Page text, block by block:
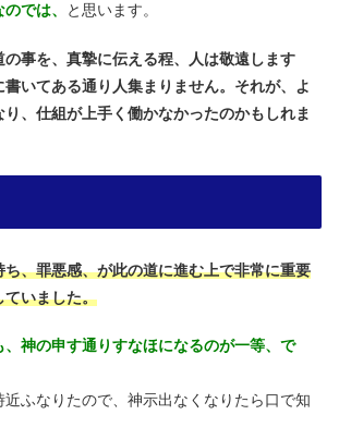
では、
と思います。
の事を、真摯に伝える程、人は敬遠します
いてある通り人集まりません。 それが、よ
り、仕組が上手く働かなかったのかもしれま
、罪悪感、が此の道に進む上で非常に重要
ていました。
神の申す通りすなほになるのが一等、で
ふなりたので、神示出なくなりたら口で知